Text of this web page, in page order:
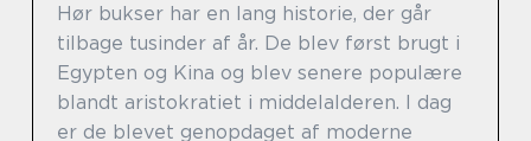
Hør bukser har en lang historie, der går
tilbage tusinder af år. De blev først brugt i
Egypten og Kina og blev senere populære
blandt aristokratiet i middelalderen. I dag
er de blevet genopdaget af moderne